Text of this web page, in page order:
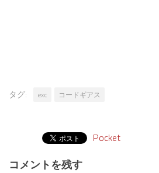
タグ: exc コードギアス
Pocket
コメントを残す